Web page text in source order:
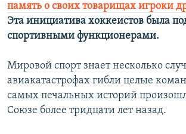
память о своих товарищах игроки
Эта инициатива хоккеистов была
спортивными функционерами.
Мировой спорт знает несколько
авиакатастрофах гибли целые
самых печальных историй
Союзе более тридцати лет назад.